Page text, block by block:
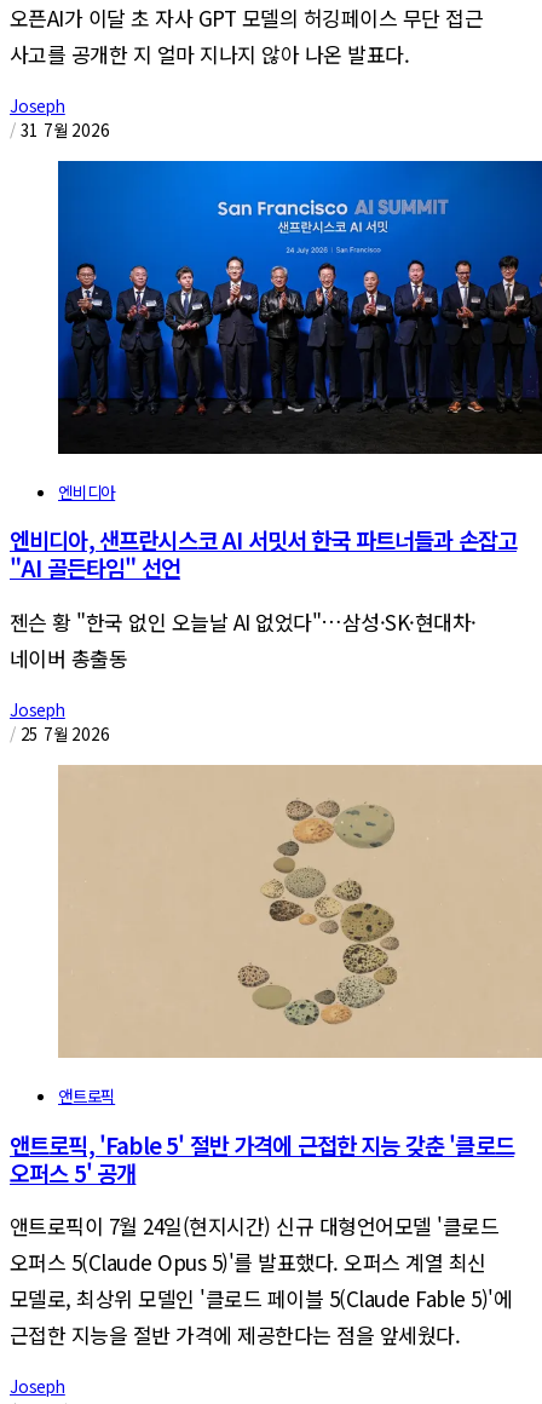
오픈AI가 이달 초 자사 GPT 모델의 허깅페이스 무단 접근
사고를 공개한 지 얼마 지나지 않아 나온 발표다.
Joseph
/ 31 7월 2026
엔비디아
엔비디아, 샌프란시스코 AI 서밋서 한국 파트너들과 손잡고
"AI 골든타임" 선언
젠슨 황 "한국 없인 오늘날 AI 없었다"…삼성·SK·현대차·
네이버 총출동
Joseph
/ 25 7월 2026
앤트로픽
앤트로픽, 'Fable 5' 절반 가격에 근접한 지능 갖춘 '클로드
오퍼스 5' 공개
앤트로픽이 7월 24일(현지시간) 신규 대형언어모델 '클로드
오퍼스 5(Claude Opus 5)'를 발표했다. 오퍼스 계열 최신
모델로, 최상위 모델인 '클로드 페이블 5(Claude Fable 5)'에
근접한 지능을 절반 가격에 제공한다는 점을 앞세웠다.
Joseph